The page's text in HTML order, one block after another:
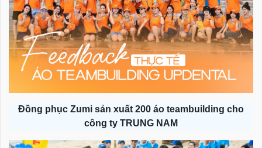
Đồng phục Zumi sản xuất 200 áo teambuilding cho
công ty TRUNG NAM